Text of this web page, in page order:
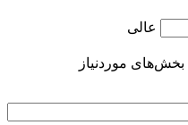
عالی
بخش‌های موردنیاز